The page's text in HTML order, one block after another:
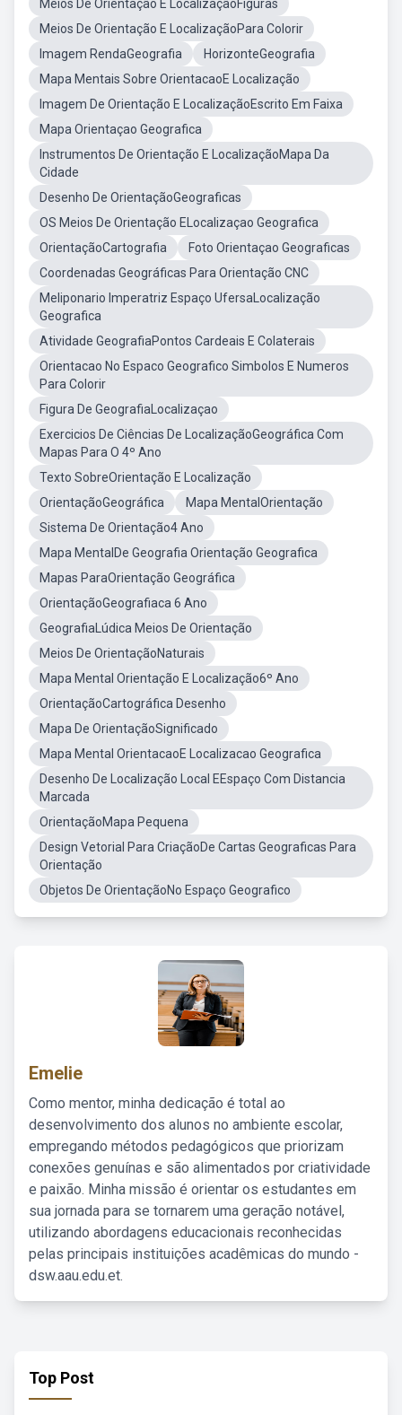
Meios De Orientação E LocalizaçãoFiguras
Meios De Orientação E LocalizaçãoPara Colorir
Imagem RendaGeografia
HorizonteGeografia
Mapa Mentais Sobre OrientacaoE Localização
Imagem De Orientação E LocalizaçãoEscrito Em Faixa
Mapa Orientaçao Geografica
Instrumentos De Orientação E LocalizaçãoMapa Da
Cidade
Desenho De OrientaçãoGeograficas
OS Meios De Orientação ELocalizaçao Geografica
OrientaçãoCartografia
Foto Orientaçao Geograficas
Coordenadas Geográficas Para Orientação CNC
Meliponario Imperatriz Espaço UfersaLocalização
Geografica
Atividade GeografiaPontos Cardeais E Colaterais
Orientacao No Espaco Geografico Simbolos E Numeros
Para Colorir
Figura De GeografiaLocalizaçao
Exercicios De Ciências De LocalizaçãoGeográfica Com
Mapas Para O 4º Ano
Texto SobreOrientação E Localização
OrientaçãoGeográfica
Mapa MentalOrientação
Sistema De Orientação4 Ano
Mapa MentalDe Geografia Orientação Geografica
Mapas ParaOrientação Geográfica
OrientaçãoGeografiaca 6 Ano
GeografiaLúdica Meios De Orientação
Meios De OrientaçãoNaturais
Mapa Mental Orientação E Localização6º Ano
OrientaçãoCartográfica Desenho
Mapa De OrientaçãoSignificado
Mapa Mental OrientacaoE Localizacao Geografica
Desenho De Localização Local EEspaço Com Distancia
Marcada
OrientaçãoMapa Pequena
Design Vetorial Para CriaçãoDe Cartas Geograficas Para
Orientação
Objetos De OrientaçãoNo Espaço Geografico
Emelie
Como mentor, minha dedicação é total ao
desenvolvimento dos alunos no ambiente escolar,
empregando métodos pedagógicos que priorizam
conexões genuínas e são alimentados por criatividade
e paixão. Minha missão é orientar os estudantes em
sua jornada para se tornarem uma geração notável,
utilizando abordagens educacionais reconhecidas
pelas principais instituições acadêmicas do mundo -
dsw.aau.edu.et.
Top Post